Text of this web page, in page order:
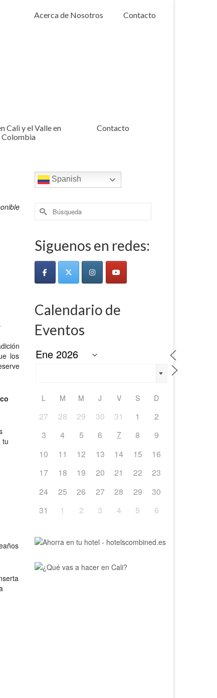
Acerca de Nosotros Contacto
Cali y el Valle en
Colombia
Contacto
los
tu
Spanish
Buscar
por:
Siguenos en redes:
Calendario de
Eventos
L M M J V S D
27 28 29 30 31 1
2
3
4 5 6 7 8
9
10
11 12 13 14 15
16
17
18 19 20 21 22
23
24
25 26 27 28 29
30
31
1 2 3 4 5 6